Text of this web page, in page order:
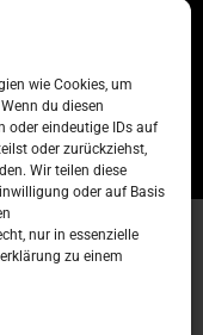
wie Cookies, um
du diesen
oder eindeutige IDs auf
oder zurückziehst,
Wir teilen diese
oder auf Basis
nur in essenzielle
zu einem